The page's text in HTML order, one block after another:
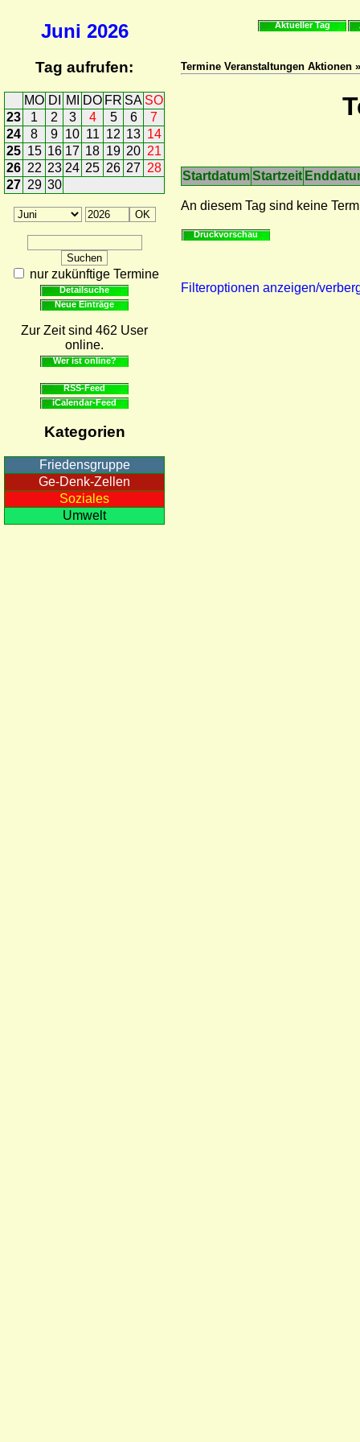
Juni 2026
Tag aufrufen:
MO DI MI DO FR SA SO
23
1 2 3 4 5 6
7
24
8 9 10 11 12 13 14
25 15 16 17 18 19 20 21
26 22 23 24 25 26 27 28
27 29 30
nur zukünftige Termine
Detailsuche
Neue Einträge
Zur Zeit sind 462 User
online.
Wer ist online?
RSS-Feed
iCalendar-Feed
Kategorien
Friedensgruppe
Ge-Denk-Zellen
Soziales
Umwelt
Aktueller Tag
Termine Veranstaltungen Aktionen
StartdatumStartzeit
An diesem Tag sind keine
Druckvorschau
Filteroptionen anzeigen/